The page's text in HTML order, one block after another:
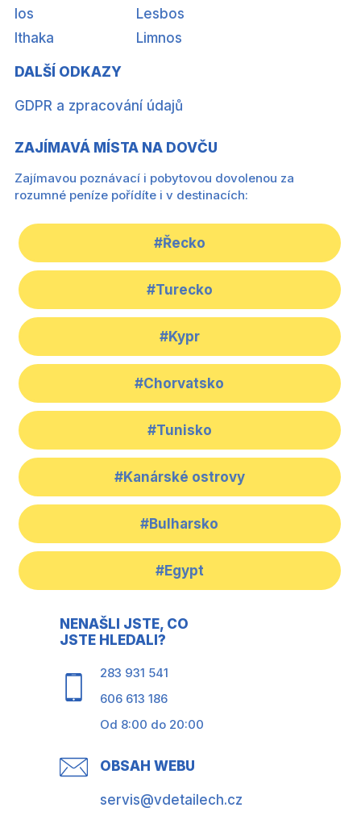
Ios
Ithaka
Lesbos
Limnos
DALŠÍ ODKAZY
GDPR a zpracování údajů
ZAJÍMAVÁ MÍSTA NA DOVČU
Zajímavou poznávací i pobytovou dovolenou za
rozumné peníze pořídíte i v destinacích:
#Řecko
#Turecko
#Kypr
#Chorvatsko
#Tunisko
#Kanárské ostrovy
#Bulharsko
#Egypt
NENAŠLI JSTE, CO
JSTE HLEDALI?
283 931 541
606 613 186
Od 8:00 do 20:00
OBSAH WEBU
servis@vdetailech.cz